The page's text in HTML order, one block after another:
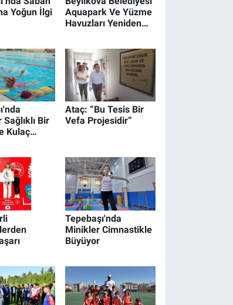
Yoğun İlgi
Aquapark Ve Yüzme
Havuzları Yeniden
Bir
Kulaç
Ataç: “Bu Tesis Bir
Vefa Projesidir”
Tepebaşı'nda
Minikler Cimnastikle
Büyüyor